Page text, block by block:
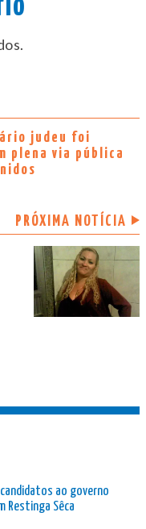
judeu foi
plena via pública
PRÓXIMA NOTÍCIA
ao governo
Restinga Sêca